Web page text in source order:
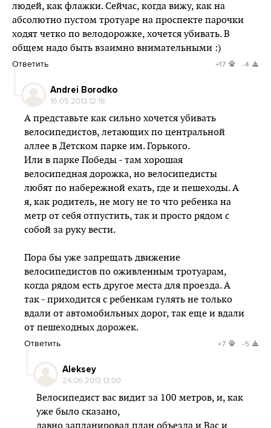
людей, как флажки. Сейчас, когда вижу, как на
абсолютно пустом тротуаре на проспекте парочки
ходят четко по велодорожке, хочется убивать. В
общем надо быть взаимно внимательными :)
Ответить +17 -4
Andrei Borodko
16.05.2013 12:18
А представьте как сильно хочется убивать
велосипедистов, летающих по центральной
аллее в Детском парке им. Горького.
Или в парке Победы - там хорошая
велосипедная дорожка, но велосипедисты
любят по набережной ехать, где и пешеходы. А
я, как родитель, не могу не то что ребенка на
метр от себя отпустить, так и просто рядом с
собой за руку вести.
Пора бы уже запрещать движение
велосипедистов по оживленным тротуарам,
когда рядом есть другое места для проезда. А
так - приходится с ребенкам гулять не только
вдали от автомобильных дорог, так еще и вдали
от пешеходных дорожек.
Ответить +7 -5
Aleksey
24.06.2013 13:00
Велосипедист вас видит за 100 метров, и, как
уже было сказано,